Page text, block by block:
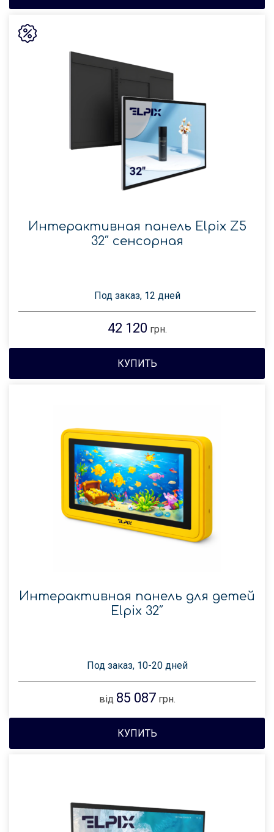
Интерактивная панель Elpix Z5
32″ сенсорная
Под заказ, 12 дней
42 120 грн.
КУПИТЬ
Интерактивная панель для детей
Elpix 32″
Под заказ, 10-20 дней
від 85 087 грн.
КУПИТЬ